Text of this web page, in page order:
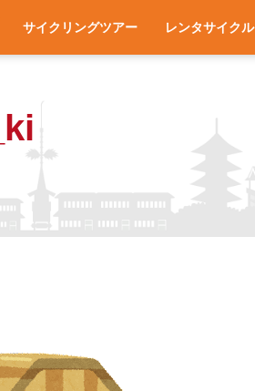
サイクリングツアー レンタサイクル